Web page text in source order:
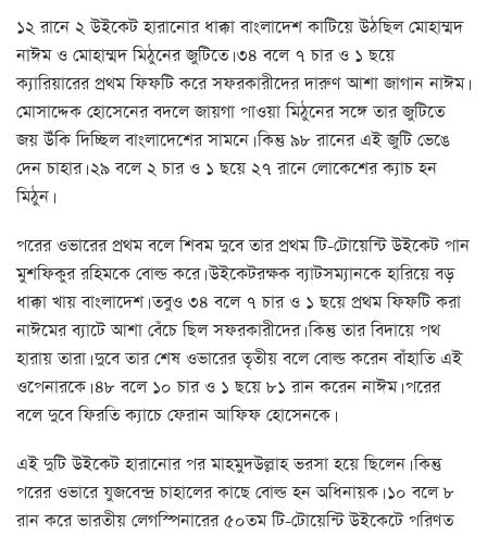
১২ রানে ২ উইকেট হারানোর ধাক্কা বাংলাদেশ কাটিয়ে উঠছিল মোহাম্মদ
নাঈম ও মোহাম্মদ মিঠুনের জুটিতে। ৩৪ বলে ৭ চার ও ১ ছয়ে
ক্যারিয়ারের প্রথম ফিফটি করে সফরকারীদের দারুণ আশা জাগান নাঈম।
মোসাদ্দেক হোসেনের বদলে জায়গা পাওয়া মিঠুনের সঙ্গে তার জুটিতে
জয় উঁকি দিচ্ছিল বাংলাদেশের সামনে। কিন্তু ৯৮ রানের এই জুটি ভেঙে
দেন চাহার। ২৯ বলে ২ চার ও ১ ছয়ে ২৭ রানে লোকেশের ক্যাচ হন
মিঠুন।
পরের ওভারের প্রথম বলে শিবম দুবে তার প্রথম টি-টোয়েন্টি উইকেট পান
মুশফিকুর রহিমকে বোল্ড করে। উইকেটরক্ষক ব্যাটসম্যানকে হারিয়ে বড়
ধাক্কা খায় বাংলাদেশ। তবুও ৩৪ বলে ৭ চার ও ১ ছয়ে প্রথম ফিফটি করা
নাঈমের ব্যাটে আশা বেঁচে ছিল সফরকারীদের। কিন্তু তার বিদায়ে পথ
হারায় তারা। দুবে তার শেষ ওভারের তৃতীয় বলে বোল্ড করেন বাঁহাতি এই
ওপেনারকে। ৪৮ বলে ১০ চার ও ১ ছয়ে ৮১ রান করেন নাঈম। পরের
বলে দুবে ফিরতি ক্যাচে ফেরান আফিফ হোসেনকে।
এই দুটি উইকেট হারানোর পর মাহমুদউল্লাহ ভরসা হয়ে ছিলেন। কিন্তু
পরের ওভারে যুজবেন্দ্র চাহালের কাছে বোল্ড হন অধিনায়ক। ১০ বলে ৮
রান করে ভারতীয় লেগস্পিনারের ৫০তম টি-টোয়েন্টি উইকেটে পরিণত